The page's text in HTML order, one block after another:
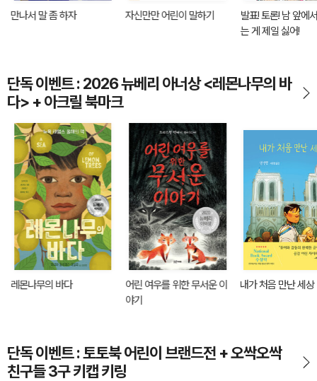
만나서 말 좀 하자 자신만만 어린이 말하기
발표! 토론! 남 앞에
는 게 제일 싫어!
단독 이벤트 : 2026 뉴베리 아너상 <레몬나무의 바
다> + 아크릴 북마크
레몬나무의 바다
어린 여우를 위한 무서운 이
야기
내가 처음 만난 세상
단독 이벤트 : 토토북 어린이 브랜드전 + 오싹오싹
친구들 3구 키캡 키링